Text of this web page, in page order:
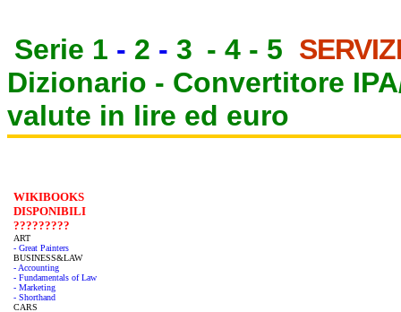
Serie 1 - 2 - 3 - 4 - 5
Dizionario - Convertitore
valute in lire ed euro
WIKIBOOKS
DISPONIBILI
?????????
ART
- Great Painters
BUSINESS&LAW
- Accounting
- Fundamentals of Law
- Marketing
- Shorthand
CARS